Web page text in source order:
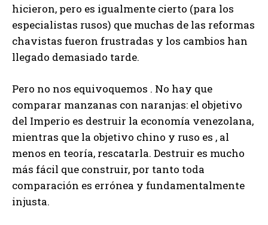
hicieron, pero es igualmente cierto (para los
especialistas rusos) que muchas de las reformas
chavistas fueron frustradas y los cambios han
llegado demasiado tarde.
Pero no nos equivoquemos . No hay que
comparar manzanas con naranjas: el objetivo
del Imperio es destruir la economía venezolana,
mientras que la objetivo chino y ruso es , al
menos en teoría, rescatarla. Destruir es mucho
más fácil que construir, por tanto toda
comparación es errónea y fundamentalmente
injusta.